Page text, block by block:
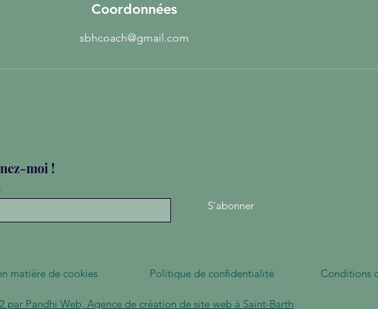
Coordonnées
sbhcoach@gmail.com
moi !
S'abonner
matière de cookies Politique de confidentialité Conditions
par Pandhi Web, Agence de création de site web à Saint-Barth